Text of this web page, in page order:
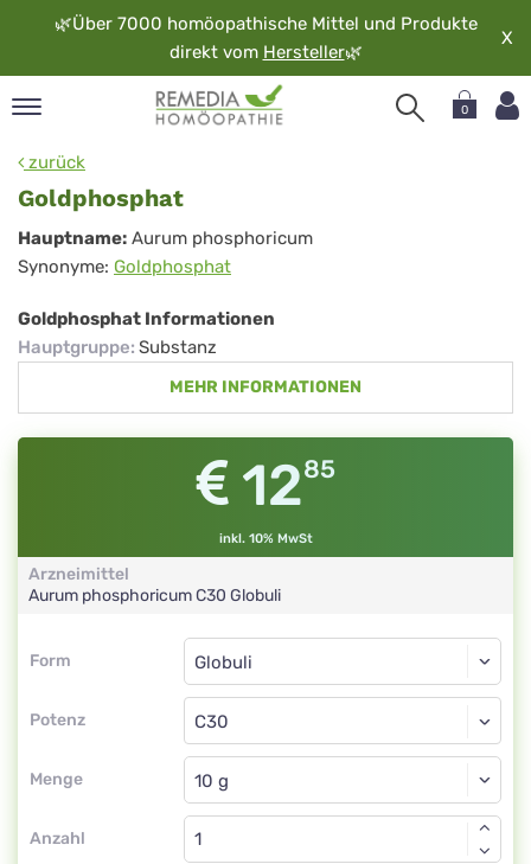
🌿Über 7000 homöopathische Mittel und Produkte
direkt vom Hersteller🌿
X
0
zurück
Goldphosphat
Goldphosphat
Hauptname: Aurum phosphoricum
Synonyme: Goldphosphat
Goldphosphat Informationen
Hauptgruppe: Substanz
MEHR INFORMATIONEN
1285
inkl. 10% MwSt
Arzneimittel
Aurum phosphoricumC30 Globuli
Form
Form
Potenz
Globuli
C30
Menge
Globuli
Anzahl